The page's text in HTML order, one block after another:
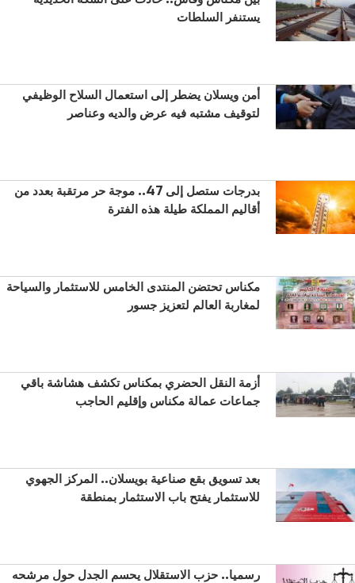
يستنفر السلطات
أمن ويسلان يضطر إلى استعمال السلاح الوظيفي
لتوقيف مشتبه فيه عرض والديه وعناصر
بدرجات ستصل إلى 47.. موجة حر مرتقبة بعدد من
أقاليم المملكة طيلة هذه الفترة
مكناس تحتضن المنتدى الخامس للاستثمار والسياحة
لمغاربة العالم لتعزيز جسور
أزمة النقل الحضري بمكناس تكشف هشاشة باقي
جماعات عمالة مكناس وإقليم الحاجب
بعد تسويق بقع صناعية بويسلان.. المركز الجهوي
للاستثمار يفتح باب الاستثمار بمنطقة
رسميا.. حزب الاستقلال يحسم الجدل حول مرشحه